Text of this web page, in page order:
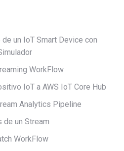
un IoT Smart Device con
WorkFlow
IoT a AWS IoT Core Hub
Analytics Pipeline
de un Stream
WorkFlow